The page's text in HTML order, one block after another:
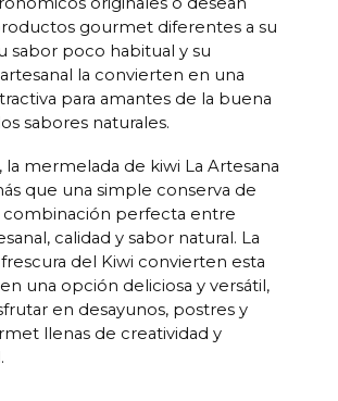
gourmet diferentes a su
sabor poco habitual y su
la convierten en una
para amantes de la buena
sabores naturales.
la mermelada de kiwi La Artesana
que una simple conserva de
combinación perfecta entre
calidad y sabor natural. La
del Kiwi convierten esta
una opción deliciosa y versátil,
en desayunos, postres y
llenas de creatividad y